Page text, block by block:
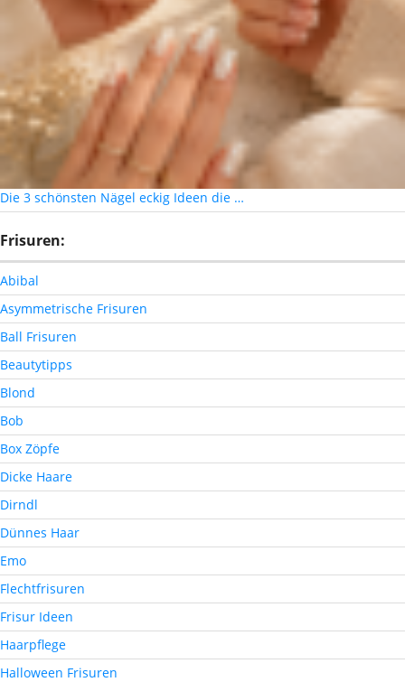
Die 3 schönsten Nägel eckig Ideen die …
Frisuren:
Abibal
Asymmetrische Frisuren
Ball Frisuren
Beautytipps
Blond
Bob
Box Zöpfe
Dicke Haare
Dirndl
Dünnes Haar
Emo
Flechtfrisuren
Frisur Ideen
Haarpflege
Halloween Frisuren